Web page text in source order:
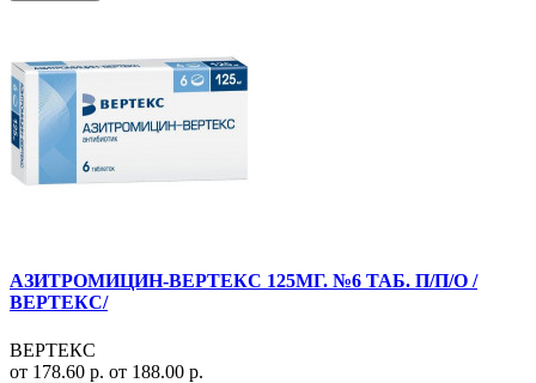
АЗИТРОМИЦИН-ВЕРТЕКС 125МГ. №6 ТАБ. П/П/О /
ВЕРТЕКС/
ВЕРТЕКС
от 178.60 р. от 188.00 р.